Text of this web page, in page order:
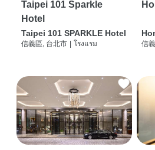
Taipei 101 Sparkle
Hotel
Taipei 101 SPARKLE Hotel
信義區, 台北市 โรงแรม 信